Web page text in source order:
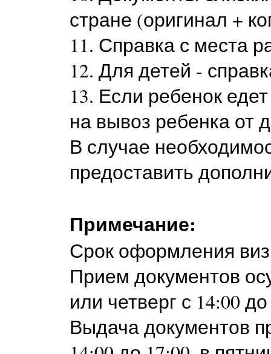
стране (оригинал +
11. Справка с места
12. Для детей -
13. Если ребенок
на вывоз ребенка от
В случае
предоставить
Примечание:
Срок оформления
Прием документов
или четверг с 14:00
Выдача документов